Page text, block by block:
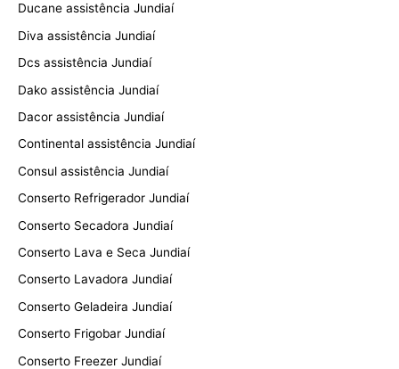
Ducane assistência Jundiaí
Diva assistência Jundiaí
Dcs assistência Jundiaí
Dako assistência Jundiaí
Dacor assistência Jundiaí
Continental assistência Jundiaí
Consul assistência Jundiaí
Conserto Refrigerador Jundiaí
Conserto Secadora Jundiaí
Conserto Lava e Seca Jundiaí
Conserto Lavadora Jundiaí
Conserto Geladeira Jundiaí
Conserto Frigobar Jundiaí
Conserto Freezer Jundiaí